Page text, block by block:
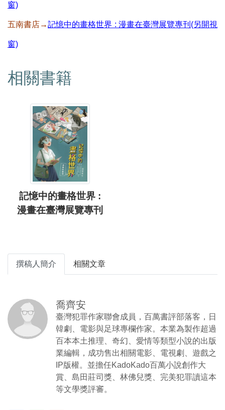
窗)
五南書店→記憶中的畫格世界 : 漫畫在臺灣展覽專刊(另開視
窗)
相關書籍
記憶中的畫格世界 :
漫畫在臺灣展覽專刊
撰稿人簡介 相關文章
喬齊安
臺灣犯罪作家聯會成員，百萬書評部落客，日
韓劇、電影與足球專欄作家。本業為製作超過
百本本土推理、奇幻、愛情等類型小說的出版
業編輯，成功售出相關電影、電視劇、遊戲之
IP版權。並擔任KadoKado百萬小說創作大
賞、島田莊司獎、林佛兒獎、完美犯罪讀這本
等文學獎評審。